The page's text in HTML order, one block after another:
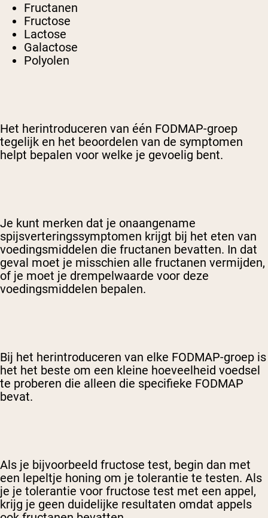
Fructanen
Fructose
Lactose
Galactose
Polyolen
Het herintroduceren van één FODMAP-groep
tegelijk en het beoordelen van de symptomen
helpt bepalen voor welke je gevoelig bent.
Je kunt merken dat je onaangename
spijsverteringssymptomen krijgt bij het eten van
voedingsmiddelen die fructanen bevatten. In dat
geval moet je misschien alle fructanen vermijden,
of je moet je drempelwaarde voor deze
voedingsmiddelen bepalen.
Bij het herintroduceren van elke FODMAP-groep is
het het beste om een kleine hoeveelheid voedsel
te proberen die alleen die specifieke FODMAP
bevat.
Als je bijvoorbeeld fructose test, begin dan met
een lepeltje honing om je tolerantie te testen. Als
je je tolerantie voor fructose test met een appel,
krijg je geen duidelijke resultaten omdat appels